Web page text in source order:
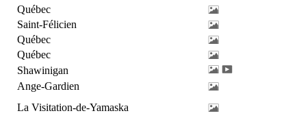
Québec
Saint-Félicien
Québec
Québec
Shawinigan
Ange-Gardien
La Visitation-de-Yamaska